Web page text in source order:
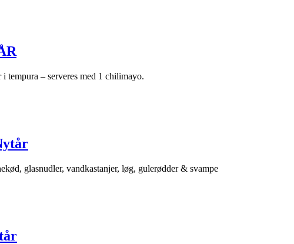
i tempura – serveres med 1 chilimayo.
glasnudler, vandkastanjer, løg, gulerødder & svampe